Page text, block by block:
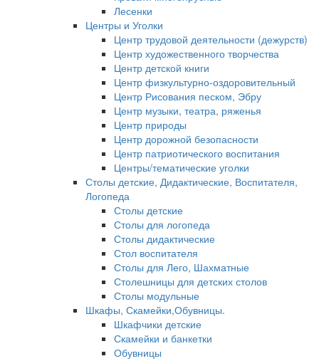
Лесенки
Центры и Уголки
Центр трудовой деятельности (дежурств)
Центр художественного творчества
Центр детской книги
Центр физкультурно-оздоровительный
Центр Рисования песком, Эбру
Центр музыки, театра, ряженья
Центр природы
Центр дорожной безопасности
Центр патриотического воспитания
Центры/тематические уголки
Столы детские, Дидактические, Воспитателя,
Логопеда
Столы детские
Столы для логопеда
Столы дидактические
Стол воспитателя
Столы для Лего, Шахматные
Столешницы для детских столов
Столы модульные
Шкафы, Скамейки,Обувницы.
Шкафчики детские
Скамейки и банкетки
Обувницы